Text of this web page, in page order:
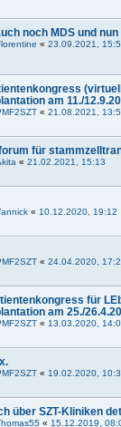
noch MDS und nun
« 23.09.2021,
am 11./
« 21.08.2021,
für
« 21.02.2021, 15:13
« 10.12.2020, 19:12
« 24.04.2020,
für
am 25./
« 13.03.2020,
« 19.02.2020,
über SZT-Kliniken
« 15.12.2019,